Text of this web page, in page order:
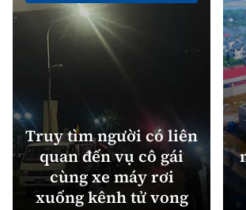
Truy tìm người có liên
quan đến vụ cô gái
cùng xe máy rơi
xuống kênh tử vong